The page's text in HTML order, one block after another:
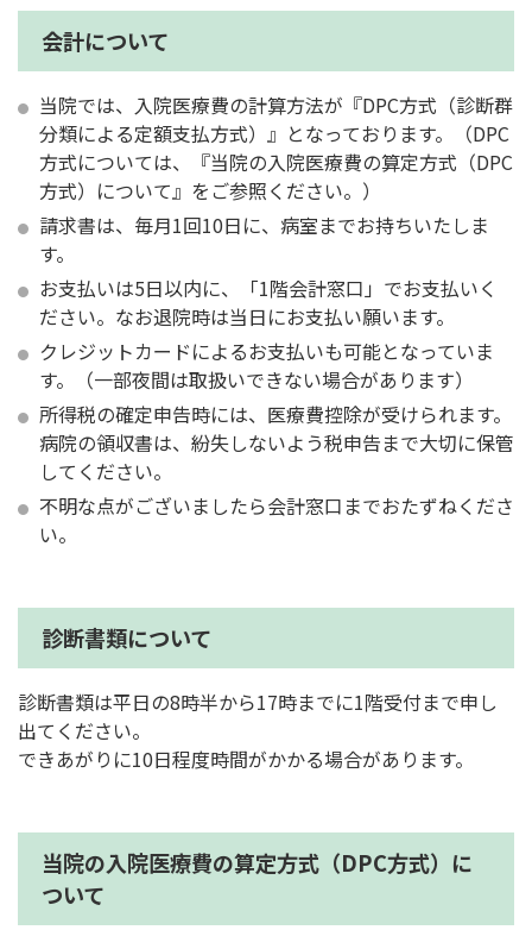
会計について
当院では、入院医療費の計算方法が『DPC方式（診断群
分類による定額支払方式）』となっております。（DPC
方式については、『当院の入院医療費の算定方式（DPC
方式）について』をご参照ください。）
請求書は、毎月1回10日に、病室までお持ちいたしま
す。
お支払いは5日以内に、「1階会計窓口」でお支払いく
ださい。なお退院時は当日にお支払い願います。
クレジットカードによるお支払いも可能となっていま
す。（一部夜間は取扱いできない場合があります）
所得税の確定申告時には、医療費控除が受けられます。
病院の領収書は、紛失しないよう税申告まで大切に保管
してください。
不明な点がございましたら会計窓口までおたずねくださ
い。
診断書類について
診断書類は平日の8時半から17時までに1階受付まで申し
出てください。
できあがりに10日程度時間がかかる場合があります。
当院の入院医療費の算定方式（DPC方式）に
ついて